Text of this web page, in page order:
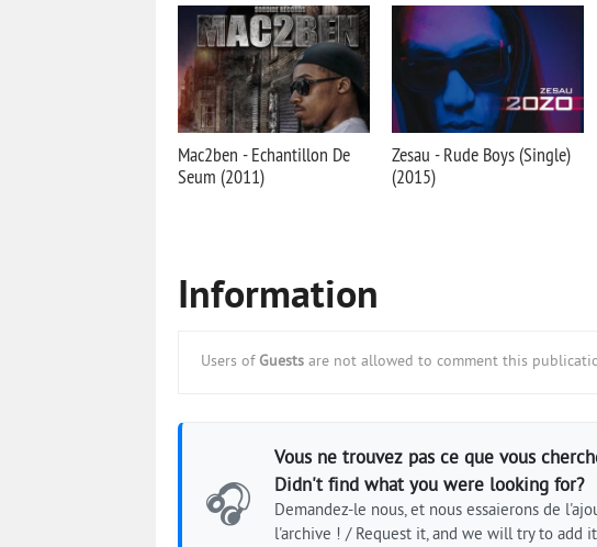
Mac2ben - Echantillon De
Seum (2011)
Zesau - Rude Boys (Single)
(2015)
Information
Users of Guests are not allowed to comment this
🎧
Vous ne trouvez pas ce que vous
Didn't find what you were looking for?
Demandez-le nous, et nous essaierons de
l'archive ! / Request it, and we will try to add